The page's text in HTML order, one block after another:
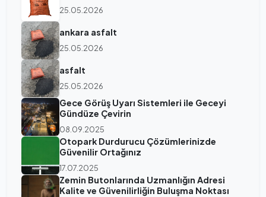
25.05.2026
ankara asfalt
25.05.2026
asfalt
25.05.2026
Gece Görüş Uyarı Sistemleri ile Geceyi
Gündüze Çevirin
08.09.2025
Otopark Durdurucu Çözümlerinizde
Güvenilir Ortağınız
17.07.2025
Zemin Butonlarında Uzmanlığın Adresi
Kalite ve Güvenilirliğin Buluşma Noktası